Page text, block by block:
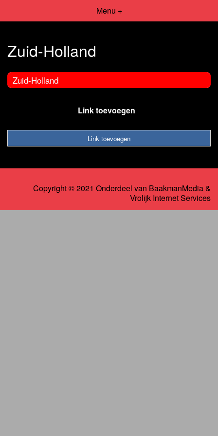
Menu +
Zuid-Holland
Zuid-Holland
Link toevoegen
Link toevoegen
Copyright © 2021 Onderdeel van BaakmanMedia&
Vrolijk Internet Services